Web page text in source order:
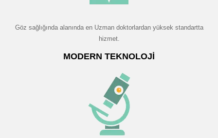
Göz sağlığında alanında en Uzman doktorlardan yüksek standartta
hizmet.
MODERN TEKNOLOJI